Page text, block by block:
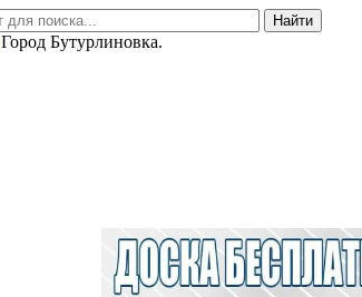
Найти
Город Бутурлиновка.